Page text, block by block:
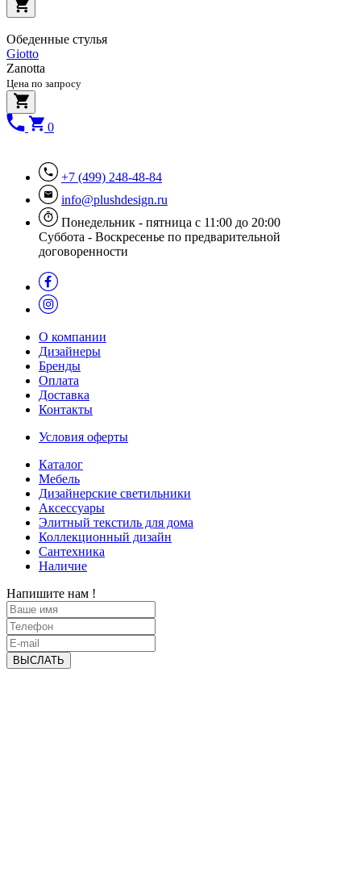
Обеденные стулья
Giotto
Zanotta
Цена по запросу
0
+7 (499) 248-48-84
info@plushdesign.ru
Понедельник - пятница с 11:00 до 20:00
Суббота - Воскресенье по предварительной
договоренности
О компании
Дизайнеры
Бренды
Оплата
Доставка
Контакты
Условия оферты
Каталог
Мебель
Дизайнерские светильники
Аксессуары
Элитный текстиль для дома
Коллекционный дизайн
Сантехника
Наличие
Напишите нам !
ВЫСЛАТЬ